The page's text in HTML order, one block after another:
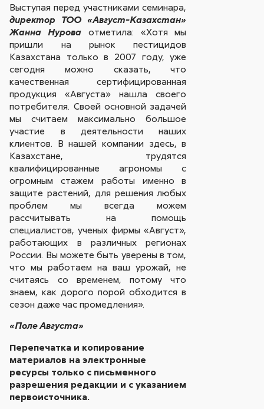
Выступая перед участниками семинара,
директор ТОО «Август-Казахстан»
Жанна Нурова отметила: «Хотя мы
пришли на рынок пестицидов
Казахстана только в 2007 году, уже
сегодня можно сказать, что
качественная сертифицированная
продукция «Августа» нашла своего
потребителя. Своей основной задачей
мы считаем максимально большое
участие в деятельности наших
клиентов. В нашей компании здесь, в
Казахстане, трудятся
квалифицированные агрономы с
огромным стажем работы именно в
защите растений, для решения любых
проблем мы всегда можем
рассчитывать на помощь
специалистов, ученых фирмы «Август»,
работающих в различных регионах
России. Вы можете быть уверены в том,
что мы работаем на ваш урожай, не
считаясь со временем, потому что
знаем, как дорого порой обходится в
сезон даже час промедления».
«Поле Августа»
Перепечатка и копирование
материалов на электронные
ресурсы только с письменного
разрешения редакции и с указанием
первоисточника.